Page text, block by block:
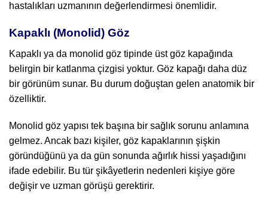
hastalıkları uzmanının değerlendirmesi önemlidir.
Kapaklı (Monolid) Göz
Kapaklı ya da monolid göz tipinde üst göz kapağında
belirgin bir katlanma çizgisi yoktur. Göz kapağı daha düz
bir görünüm sunar. Bu durum doğuştan gelen anatomik bir
özelliktir.
Monolid göz yapısı tek başına bir sağlık sorunu anlamına
gelmez. Ancak bazı kişiler, göz kapaklarının şişkin
göründüğünü ya da gün sonunda ağırlık hissi yaşadığını
ifade edebilir. Bu tür şikâyetlerin nedenleri kişiye göre
değişir ve uzman görüşü gerektirir.